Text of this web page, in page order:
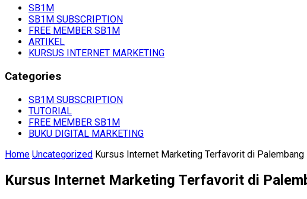
SB1M
SB1M SUBSCRIPTION
FREE MEMBER SB1M
ARTIKEL
KURSUS INTERNET MARKETING
Categories
SB1M SUBSCRIPTION
TUTORIAL
FREE MEMBER SB1M
BUKU DIGITAL MARKETING
Home Uncategorized Kursus Internet Marketing Terfavorit di Palembang
Kursus Internet Marketing Terfavorit di